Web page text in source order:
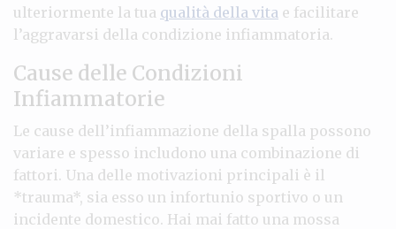
ulteriormente la tua qualità della vita e facilitare
l’aggravarsi della condizione infiammatoria.
Cause delle Condizioni
Infiammatorie
Le cause dell’infiammazione della spalla possono
variare e spesso includono una combinazione di
fattori. Una delle motivazioni principali è il
*trauma*, sia esso un infortunio sportivo o un
incidente domestico. Hai mai fatto una mossa